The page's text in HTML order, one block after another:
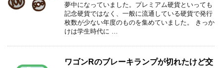
夢中になっていました。プレミアム硬貨といっても
記念硬貨ではなく、一般に流通している硬貨で発行
枚数が少ない年度のものを集めていました。 きっか
けは学生時代に …
ワゴンRのブレーキランプが切れたけど交